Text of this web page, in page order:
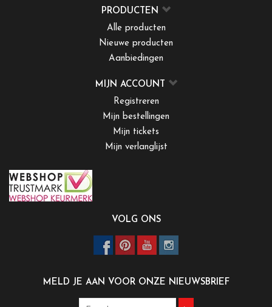
PRODUCTEN
Alle producten
Nieuwe producten
Aanbiedingen
MIJN ACCOUNT
Registreren
Mijn bestellingen
Mijn tickets
Mijn verlanglijst
VOLG ONS
MELD JE AAN VOOR ONZE NIEUWSBRIEF